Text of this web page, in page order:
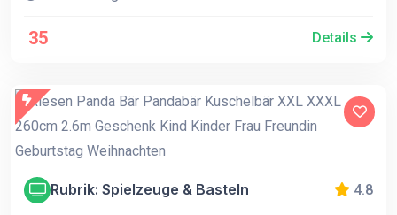
35 Details
Rubrik: Spielzeuge & Basteln 4.8